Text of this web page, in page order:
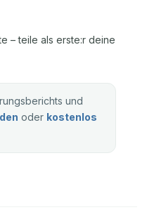
– teile als erste:r deine
und
oder kostenlos